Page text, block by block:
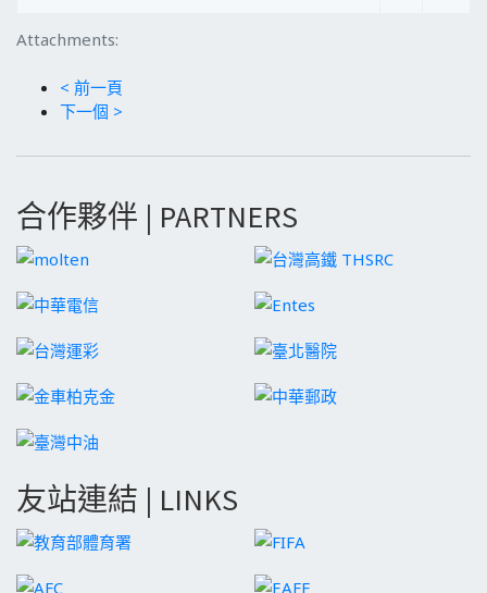
Attachments:
< 前一頁
下一個 >
合作夥伴 | PARTNERS
友站連結 | LINKS